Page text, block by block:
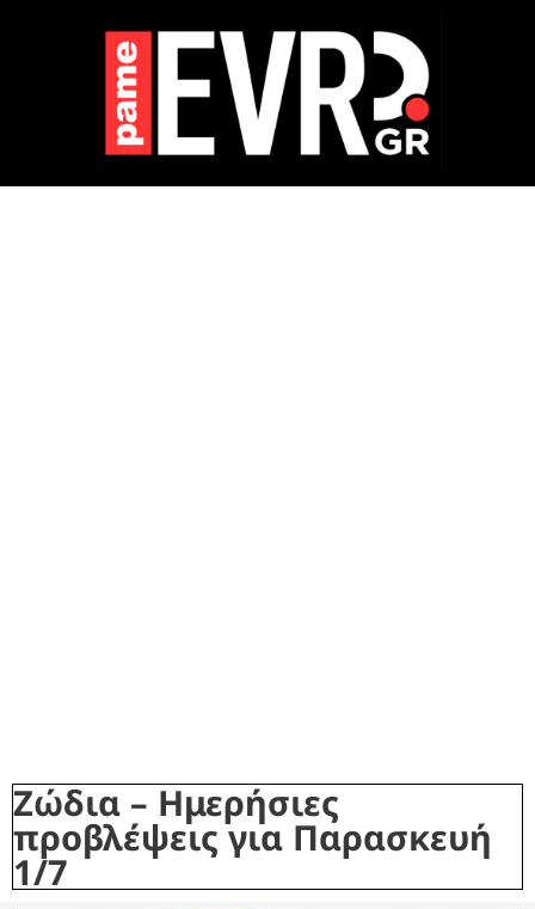
Ζώδια – Ημερήσιες
προβλέψεις για Παρασκευή
1/7